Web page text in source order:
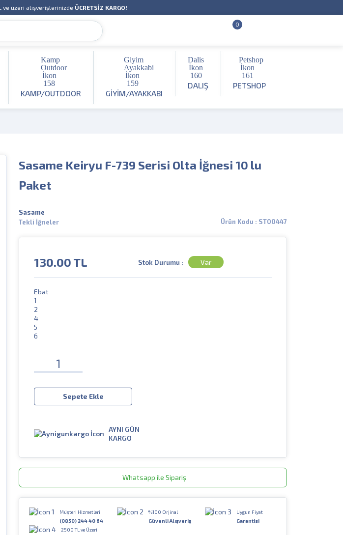
ve üzeri alışverişlerinizde ÜCRETSİZ KARGO!
0
KAMP/OUTDOOR GIYIM/AYAKKABI
DALIŞ PETSHOP
Sasame Keiryu F-739 Serisi Olta İğnesi 10 lu
Paket
Sasame
Tekli İğneler
Ürün Kodu : ST00447
130.00 TL Stok Durumu : Var
Ebat
1
2
4
5
6
Sepete Ekle
AYNI GÜN
KARGO
Whatsapp ile Sipariş
Müşteri Hizmetleri
(0850) 244 40 64
%100 Orjinal
Güvenli Alışveriş
Uygun Fiyat
Garantisi
2500 TL ve Üzeri